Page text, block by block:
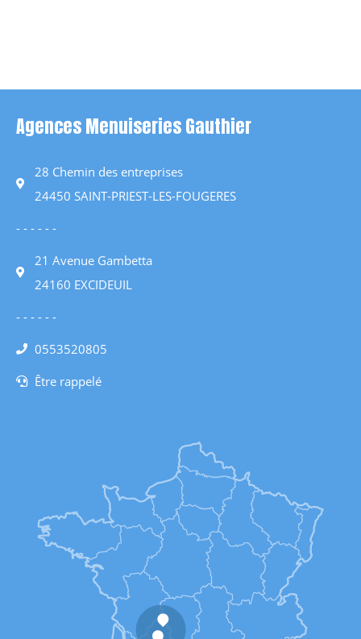
Agences Menuiseries Gauthier
28 Chemin des entreprises
24450 SAINT-PRIEST-LES-FOUGERES
- - - - - -
21 Avenue Gambetta
24160 EXCIDEUIL
- - - - - -
0553520805
Être rappelé